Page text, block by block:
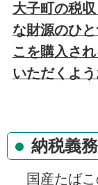
大子町の税
な財源のひ
こを購入さ
いただくよう
納税義
国産たばこ